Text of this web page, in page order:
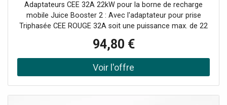
Adaptateurs CEE 32A 22kW pour la borne de recharge
mobile Juice Booster 2 : Avec l'adaptateur pour prise
Triphasée CEE ROUGE 32A soit une puissance max. de 22
approprié à votre prise, branchez votre borne de recharge
mobile Juice Booster 2 et vous chargez votre véhicule
électrique avec la puissance maximum délivrer par la prise
secteur. La borne mobile Juice Booster 2 adapte
94,80 €